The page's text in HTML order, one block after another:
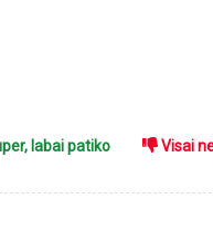
labai patiko Visai